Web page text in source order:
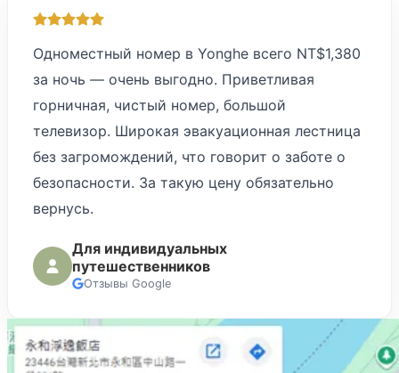
Одноместный номер в Yonghe всего NT$1,380
за ночь — очень выгодно. Приветливая
горничная, чистый номер, большой
телевизор. Широкая эвакуационная лестница
без загромождений, что говорит о заботе о
безопасности. За такую цену обязательно
вернусь.
Для индивидуальных
путешественников
Отзывы Google